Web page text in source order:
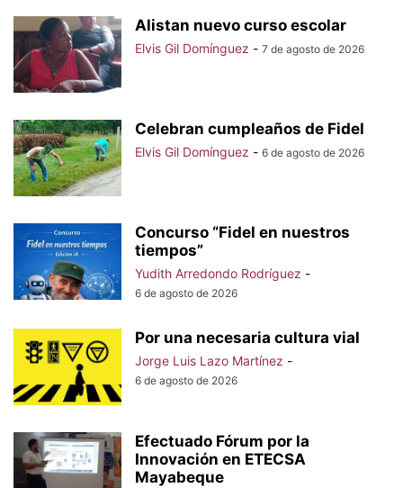
Alistan nuevo curso escolar
Elvis Gil Domínguez - 7 de agosto de 2026
Celebran cumpleaños de Fidel
Elvis Gil Domínguez - 6 de agosto de 2026
Concurso “Fidel en nuestros
tiempos”
Yudith Arredondo Rodríguez -
6 de agosto de 2026
Por una necesaria cultura vial
Jorge Luis Lazo Martínez -
6 de agosto de 2026
Efectuado Fórum por la
Innovación en ETECSA
Mayabeque